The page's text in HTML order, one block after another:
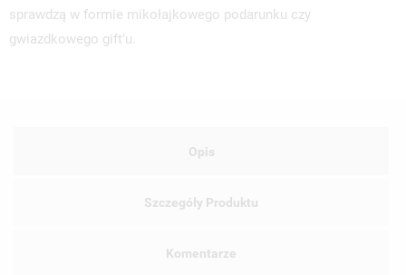
sprawdzą w formie mikołajkowego podarunku czy
gwiazdkowego gift’u.
Opis
Szczegóły Produktu
Komentarze